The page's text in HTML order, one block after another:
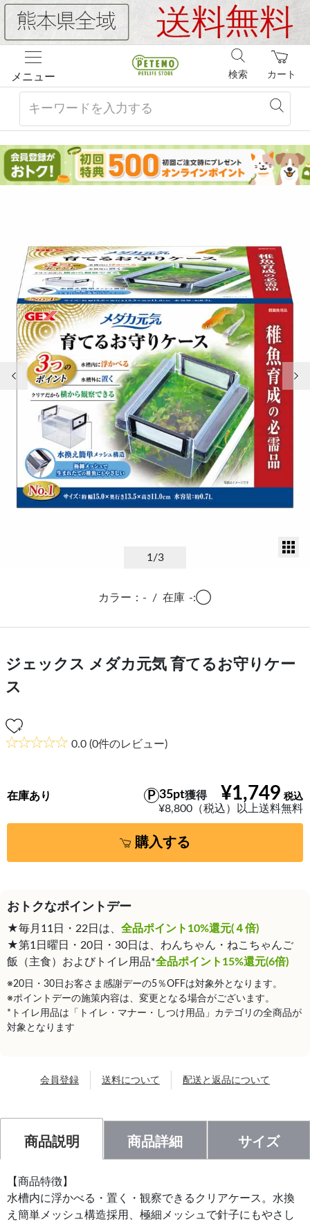
メニュー カート
検索
前の画像
1/3
カラー：- / 在庫 -:◯
ジェックス メダカ元気 育てるお守りケー
ス
0.0 (0件のレビュー)
¥1,749
35pt獲得
¥8,800（税込）以上送料無料
在庫あり
購入する
おトクなポイントデー
★毎月11日・22日は、 全品ポイント10%還元(４倍)
★第1日曜日・20日・30日は、わんちゃん・ねこちゃんご
飯（主食）およびトイレ用品*全品ポイント15%還元(6倍)
※20日・30日お客さま感謝デーの5％OFFは対象外となります。
※ポイントデーの施策内容は、変更となる場合がございます。
*トイレ用品は「トイレ・マナー・しつけ用品」カテゴリの全商品が
対象となります
会員登録 送料について 配送と返品について
商品説明 商品詳細 サイズ
【商品特徴】
水槽内に浮かべる・置く・観察できるクリアケース。水換
え簡単メッシュ構造採用、極細メッシュで針子にもやさし